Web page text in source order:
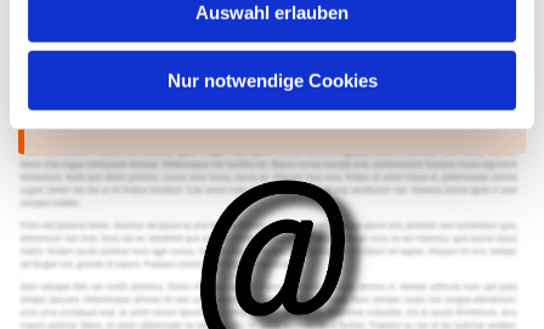
Auswahl erlauben
Nur notwendige Cookies
15.30 Uhr bis 17.30 Uhr
Melden Sie sich zum Newsletter an